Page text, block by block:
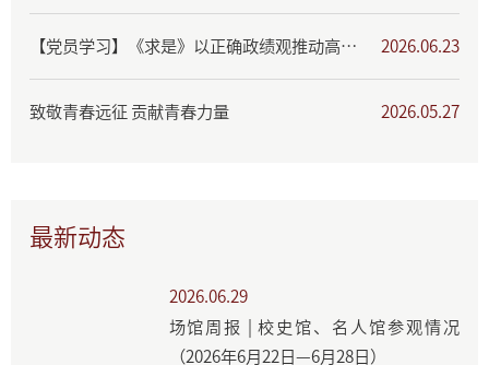
【党员学习】《求是》以正确政绩观推动高校改革发展 2026.06.23
致敬青春远征 贡献青春力量 2026.05.27
最新动态
2026.06.29
场馆周报 | 校史馆、名人馆参观情况
（2026年6月22日—6月28日）